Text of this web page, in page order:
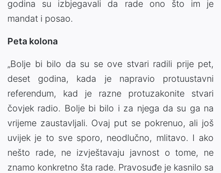
godina su izbjegavali da rade ono što im je
mandat i posao.
Peta kolona
„Bolje bi bilo da su se ove stvari radili prije pet,
deset godina, kada je napravio protuustavni
referendum, kad je razne protuzakonite stvari
čovjek radio. Bolje bi bilo i za njega da su ga na
vrijeme zaustavljali. Ovaj put se pokrenuo, ali još
uvijek je to sve sporo, neodlučno, mlitavo. I ako
nešto rade, ne izvještavaju javnost o tome, ne
znamo konkretno šta rade. Pravosuđe je kasnilo sa